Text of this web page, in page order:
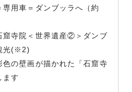
専用車＝ダンブッラへ（約
窟寺院＜世界遺産②＞ダンブ
光(※2)
色の壁画が描かれた「石窟寺
ます